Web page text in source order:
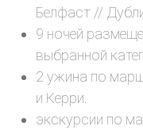
Белфаст //
9 ночей
выбранной
2 ужина по
и Керри.
экскурсии по